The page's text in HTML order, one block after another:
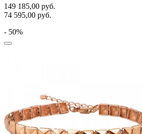
149 185,00 руб.
74 595,00 руб.
- 50%